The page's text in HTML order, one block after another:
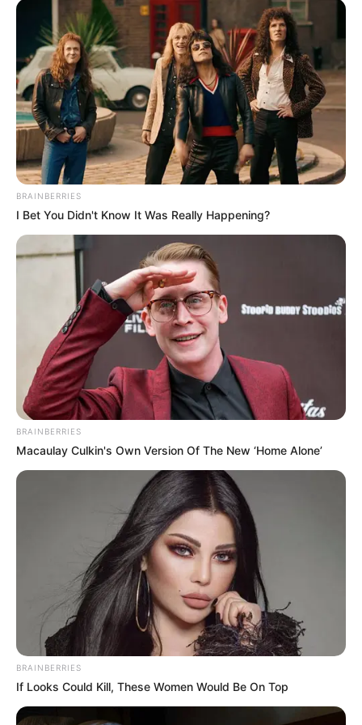
Mute
Kim akan menghentikan gaya memimpinnya yang menyebalkan
itu. Dan tentunya, pertanyaan yang lebih penting, kapan Ketua
Kim akan memperlakukan karyawannya dengan pantas?
Si asisten, Chang Soo, tampaknya sudah benar-benar kewalahan
dan terlalu marah untuk menerima perlakuan Ketua Kim. Setiap
hari, ia senantiasa dibombardir kata-kata buruk yang tergolong
sebagai pelecehan verbal.
BRAINBERRIES
I Bet You Didn't Know It Was Really Happening?
BRAINBERRIES
Macaulay Culkin's Own Version Of The New ‘Home Alone’
BRAINBERRIES
If Looks Could Kill, These Women Would Be On Top